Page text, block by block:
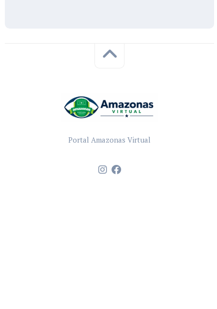
Portal Amazonas Virtual